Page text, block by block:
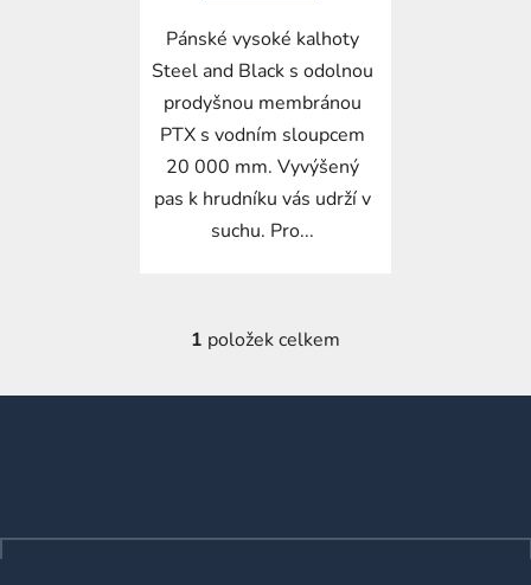
Pánské vysoké kalhoty
Steel and Black s odolnou
prodyšnou membránou
PTX s vodním sloupcem
20 000 mm. Vyvýšený
pas k hrudníku vás udrží v
suchu. Pro...
O
l
í
1 položek celkem
t
í